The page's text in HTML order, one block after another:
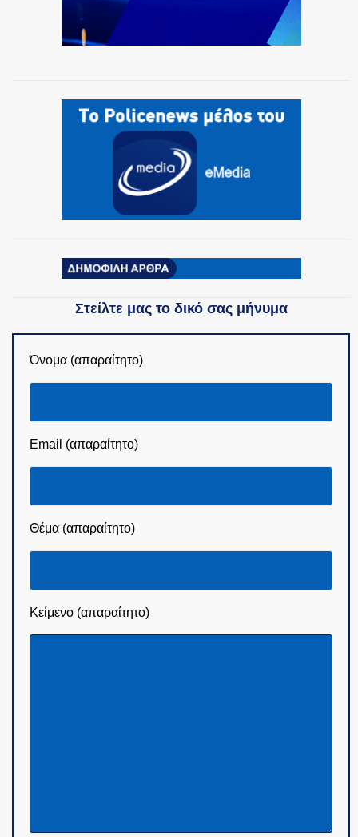
ΟΠΛΑ/ΕΞΟΠΛΙΣΜΟΣ
Στείλτε μας το δικό σας μήνυμα
Όνομα (απαραίτητο)
Email (απαραίτητο)
Θέμα (απαραίτητο)
Κείμενο (απαραίτητο)